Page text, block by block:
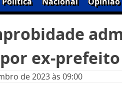
ex-
de 2023às 09:00